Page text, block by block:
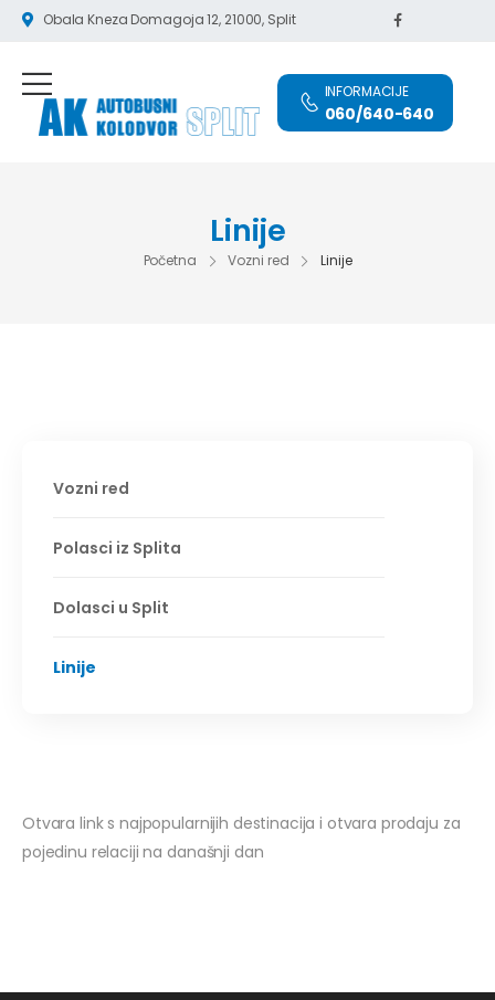
Obala Kneza Domagoja 12, 21000, Split
INFORMACIJE
060/640-640
Linije
Početna Vozni red Linije
Vozni red
Polasci iz Splita
Dolasci u Split
Linije
Otvara link s najpopularnijih destinacija i otvara prodaju za
pojedinu relaciji na današnji dan